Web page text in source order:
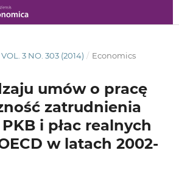
VOL. 3 NO. 303 (2014) / Economics
umów o pracę
zatrudnienia
i płac realnych
w latach 2002-